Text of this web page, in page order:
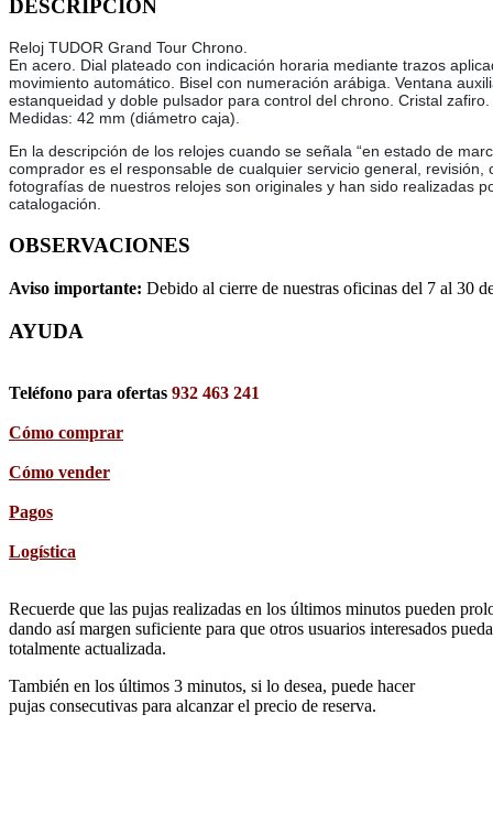
DESCRIPCIÓN
Reloj TUDOR Grand Tour Chrono.
En acero. Dial plateado con indicación horaria mediante trazos
movimiento automático. Bisel con numeración arábiga. Ventana
estanqueidad y doble pulsador para control del chrono. Cristal
Medidas: 42 mm (diámetro caja).
En la descripción de los relojes cuando se señala “en estado de
comprador es el responsable de cualquier servicio general,
fotografías de nuestros relojes son originales y han sido realizadas
catalogación.
OBSERVACIONES
Aviso importante: Debido al cierre de nuestras oficinas del 7 al 30
AYUDA
Teléfono para ofertas 932 463 241
Cómo comprar
Cómo vender
Pagos
Logística
Recuerde que las pujas realizadas en los últimos minutos pueden
dando así margen suficiente para que otros usuarios interesados
totalmente actualizada.
También en los últimos 3 minutos, si lo desea, puede hacer
pujas consecutivas para alcanzar el precio de reserva.